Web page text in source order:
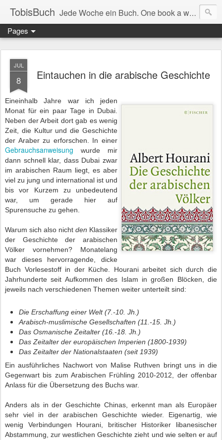
TobisBuch Jede Woche ein Buch. One book a week.
Pages
JUL
8 Eintauchen in die arabische Geschichte
Eineinhalb Jahre war ich jeden
Monat für ein paar Tage in Dubai.
Neben der Arbeit dort gab es wenig
Zeit, die Kultur und die Geschichte
der Araber zu erforschen. In einer
Gebrauchsanweisung wurde mir
dann schnell klar, dass Dubai zwar
im arabischen Raum liegt, es aber
viel zu jung und international ist und
bis vor Kurzem zu unbedeutend
war, um gerade hier auf
Spurensuche zu gehen.
Warum sich also nicht den Klassiker
der Geschichte der arabischen
Völker vornehmen? Monatelang
war dieses hervorragende, dicke
Buch Vorlesestoff in der Küche. Hourani arbeitet sich durch die
Jahrhunderte seit Aufkommen des Islam in großen Blöcken, die
jeweils nach verschiedenen Themen weiter unterteilt sind:
Die Erschaffung einer Welt (7.-10. Jh.)
Arabisch-muslimische Gesellschaften (11.-15. Jh.)
Das Osmanische Zeitalter (16.-18. Jh.)
Das Zeitalter der europäischen Imperien (1800-1939)
Das Zeitalter der Nationalstaaten (seit 1939)
Ein ausführliches Nachwort von Malise Ruthven bringt uns in die
Gegenwart bis zum Arabischen Frühling 2010-2012, der offenbar
Anlass für die Übersetzung des Buchs war.
Anders als in der Geschichte Chinas, erkennt man als Europäer
sehr viel in der arabischen Geschichte wieder. Eigenartig, wie
wenig Verbindungen Hourani, britischer Historiker libanesischer
Abstammung, zur westlichen Geschichte zieht und wie selten er auf